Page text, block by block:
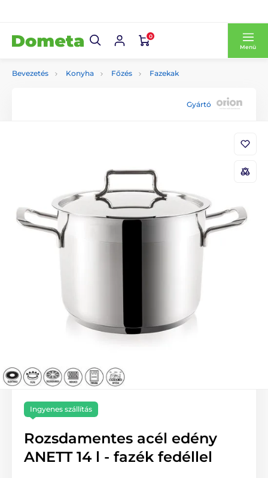
0
Menü
Bevezetés Konyha Főzés Fazekak
Gyártó
Ingyenes szállítás
Rozsdamentes acél edény
ANETT 14 l - fazék fedéllel